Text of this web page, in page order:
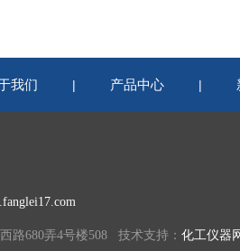
我们 | 产品中心 |
路680弄4号楼508 技术支持： 化工仪器